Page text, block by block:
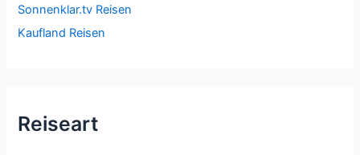
Sonnenklar.tv Reisen
Kaufland Reisen
Reiseart